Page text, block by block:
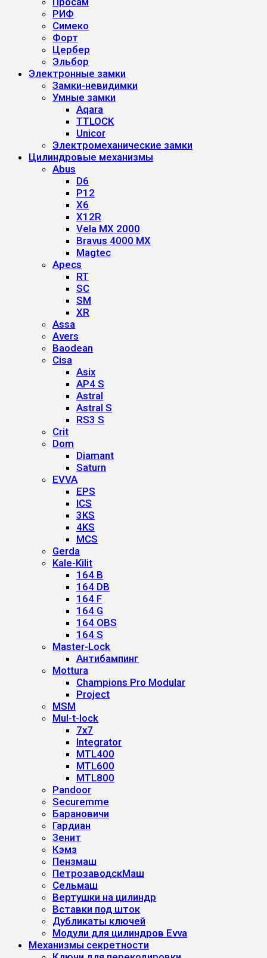
РИФ
Симеко
Форт
Цербер
Эльбор
Электронные замки
Замки-невидимки
Умные замки
Aqara
TTLOCK
Unicor
Электромеханические замки
Цилиндровые механизмы
Abus
D6
P12
X6
X12R
Vela MX 2000
Bravus 4000 MX
Magtec
Apecs
RT
SC
SM
XR
Assa
Avers
Baodean
Cisa
Asix
AP4 S
Astral
Astral S
RS3 S
Crit
Dom
Diamant
Saturn
EVVA
EPS
ICS
3KS
4KS
MCS
Gerda
Kale-Kilit
164 B
164 DB
164 F
164 G
164 OBS
164 S
Master-Lock
Антибампинг
Mottura
Champions Pro Modular
Project
MSM
Mul-t-lock
7x7
Integrator
MTL400
MTL600
MTL800
Pandoor
Securemme
Барановичи
Гардиан
Зенит
Кэмз
Пензмаш
ПетрозаводскМаш
Сельмаш
Вертушки на цилиндр
Вставки под шток
Дубликаты ключей
Модули для цилиндров Evva
Механизмы секретности